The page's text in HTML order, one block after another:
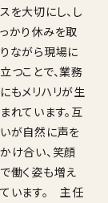
スを大切にし、し
っかり休みを取
りながら現場に
立つことで、業務
にもメリハリが生
まれています。互
いが自然に声を
かけ合い、笑顔
で働く姿も増え
ています。 主任